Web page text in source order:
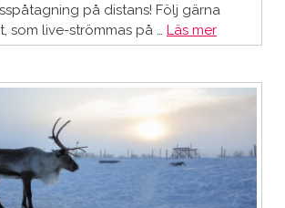
på distans! Följ gärna
som live-strömmas på … Läs mer